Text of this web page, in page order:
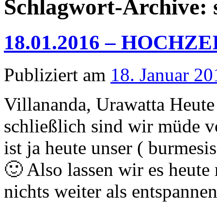
Schlagwort-Archive:
18.01.2016 –
Publiziert am 18. Januar
Villananda, Urawatta
schließlich sind wir müde
ist ja heute unser (
🙂 Also lassen wir es
nichts weiter als